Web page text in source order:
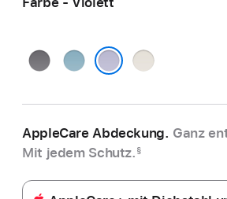
Space Grau
Blau Polarstern
AppleCare Abdeckung. Ganz
Mit jedem Schutz. §